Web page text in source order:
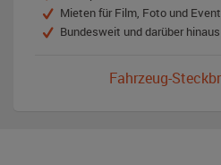
Mieten für Film, Foto und
Bundesweit und darüber hinaus
Fahrzeug-